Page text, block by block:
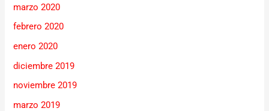
marzo 2020
febrero 2020
enero 2020
diciembre 2019
noviembre 2019
marzo 2019